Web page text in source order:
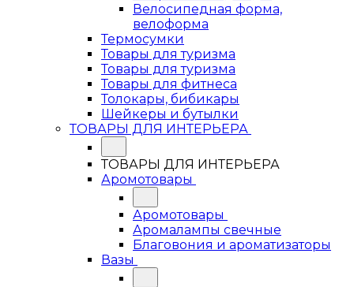
Велосипедная форма,
велоформа
Термосумки
Товары для туризма
Товары для туризма
Товары для фитнеса
Толокары, бибикары
Шейкеры и бутылки
ТОВАРЫ ДЛЯ ИНТЕРЬЕРА
ТОВАРЫ ДЛЯ ИНТЕРЬЕРА
Аромотовары
Аромотовары
Аромалампы свечные
Благовония и ароматизаторы
Вазы